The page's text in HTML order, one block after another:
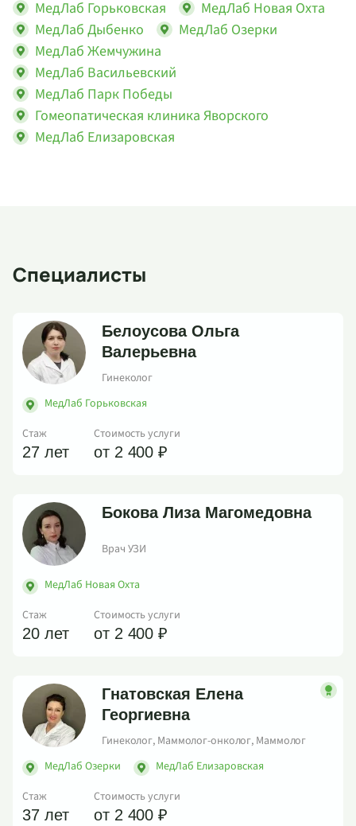
МедЛаб Горьковская
МедЛаб Новая Охта
МедЛаб Дыбенко
МедЛаб Озерки
МедЛаб Жемчужина
МедЛаб Васильевский
МедЛаб Парк Победы
Гомеопатическая клиника Яворского
МедЛаб Елизаровская
Специалисты
Белоусова Ольга
Валерьевна
Гинеколог
МедЛаб Горьковская
Стаж
27 лет
Стоимость услуги
от 2 400 ₽
Бокова Лиза Магомедовна
Врач УЗИ
МедЛаб Новая Охта
Стаж
20 лет
Стоимость услуги
от 2 400 ₽
Гнатовская Елена
Георгиевна
Гинеколог, Маммолог-онколог, Маммолог
МедЛаб Озерки
МедЛаб Елизаровская
Стаж
37 лет
Стоимость услуги
от 2 400 ₽